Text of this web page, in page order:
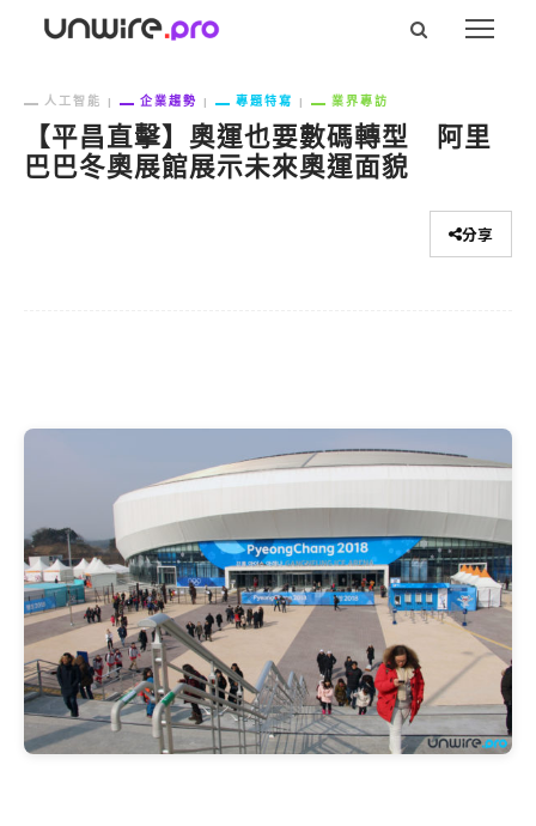
人工智能 企業趨勢 專題特寫 業界專訪
【平昌直擊】奧運也要數碼轉型 阿里
巴巴冬奧展館展示未來奧運面貌
分享